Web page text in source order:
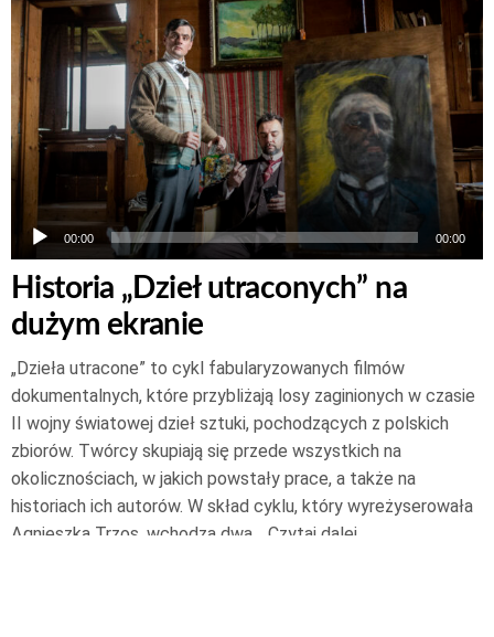
dźwiękowych
00:00 00:00
Historia „Dzieł utraconych” na
dużym ekranie
„Dzieła utracone” to cykl fabularyzowanych filmów
dokumentalnych, które przybliżają losy zaginionych w czasie
II wojny światowej dzieł sztuki, pochodzących z polskich
zbiorów. Twórcy skupiają się przede wszystkich na
okolicznościach, w jakich powstały prace, a także na
historiach ich autorów. W skład cyklu, który wyreżyserowała
Agnieszka Trzos, wchodzą dwa… Czytaj dalej